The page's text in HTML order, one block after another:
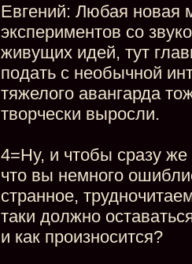
Евгений: Любая новая
экспериментов со
живущих идей, тут
подать с необычной
тяжелого авангарда
творчески выросли.
4=Ну, и чтобы сразу же
что вы немного
странное,
таки должно
и как произносится?